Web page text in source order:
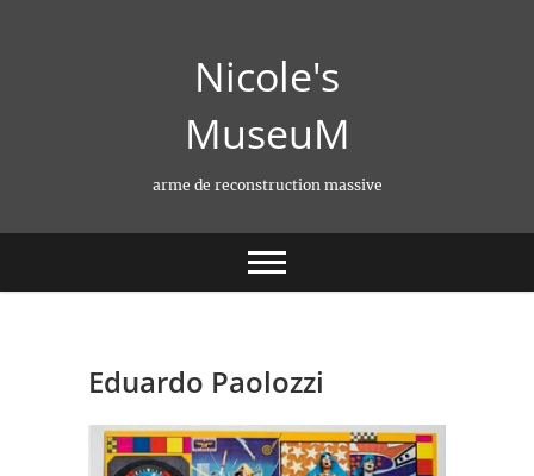
Nicole's
MuseuM
arme de reconstruction massive
Eduardo Paolozzi